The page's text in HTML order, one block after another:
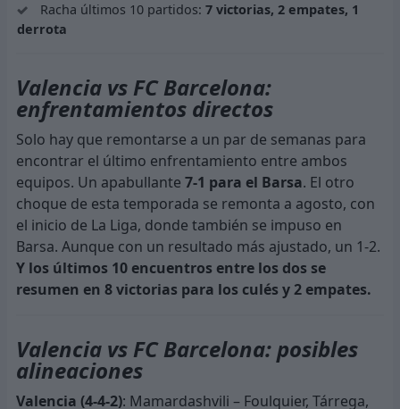
Racha últimos 10 partidos:7 victorias, 2 empates, 1
derrota
Valencia vs FC Barcelona:
enfrentamientos directos
Solo hay que remontarse a un par de semanas para
encontrar el último enfrentamiento entre ambos
equipos. Un apabullante 7-1 para el Barsa. El otro
choque de esta temporada se remonta a agosto, con
el inicio de La Liga, donde también se impuso en
Barsa. Aunque con un resultado más ajustado, un 1-2.
Y los últimos 10 encuentros entre los dos se
resumen en 8 victorias para los culés y 2 empates.
Valencia vs FC Barcelona: posibles
alineaciones
Valencia (4-4-2): Mamardashvili – Foulquier, Tárrega,